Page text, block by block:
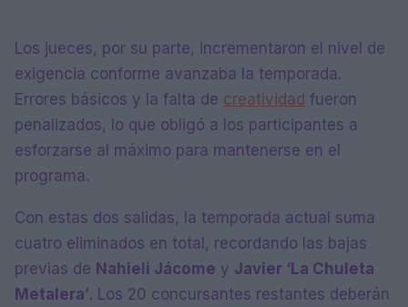
Los jueces, por su parte, incrementaron el nivel de
exigencia conforme avanzaba la temporada.
Errores básicos y la falta de creatividad fueron
penalizados, lo que obligó a los participantes a
esforzarse al máximo para mantenerse en el
programa.
Con estas dos salidas, la temporada actual suma
cuatro eliminados en total, recordando las bajas
previas de Nahieli Jácome y Javier ‘La Chuleta
Metalera’. Los 20 concursantes restantes deberán